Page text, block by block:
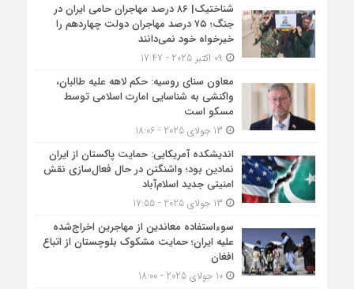
شناختیک| ۸۶ درصد مهاجران حامی ایران در
جنگ؛ ۷۵ درصد مهاجران دولت چهاردهم را
خیرخواه خود نمی‌دانند
معاون سنای روسیه: حکم لاهه علیه طالبان،
واکنشی به شناسایی امارت اسلامی توسط
مسکو است
اندیشکده آمریکایی: حمایت پاکستان از ایران
نمادین بود؛ واشنگتن در حال فعال‌سازی نقش
امنیتی جدید اسلام‌آباد
سوءاستفاده معاندین از مهاجرین اخراج‌شده
علیه ایران؛ حمایت مشکوک بلوچستان از اتباع
افغان
10 جولای 2025 - 18:00